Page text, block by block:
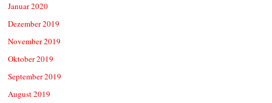
Januar 2020
Dezember 2019
November 2019
Oktober 2019
September 2019
August 2019